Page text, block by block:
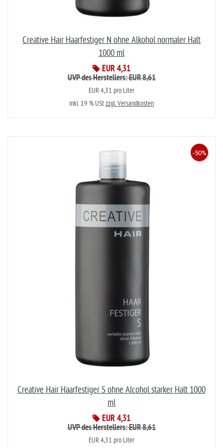
Creative Hair Haarfestiger N ohne Alkohol normaler Halt
1000 ml
EUR 4,31
UVP des Herstellers: EUR 8,61
EUR 4,31 pro Liter
inkl. 19 % UStzzgl. Versandkosten
Creative Hair Haarfestiger S ohne Alcohol starker Halt 1000
ml
EUR 4,31
-50%
UVP des Herstellers: EUR 8,61
EUR 4,31 pro Liter